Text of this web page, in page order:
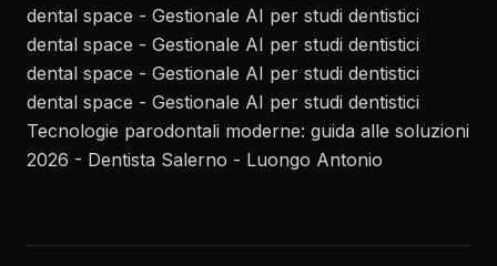
dental space - Gestionale AI per studi dentistici
dental space - Gestionale AI per studi dentistici
dental space - Gestionale AI per studi dentistici
dental space - Gestionale AI per studi dentistici
Tecnologie parodontali moderne: guida alle soluzioni
2026 - Dentista Salerno - Luongo Antonio